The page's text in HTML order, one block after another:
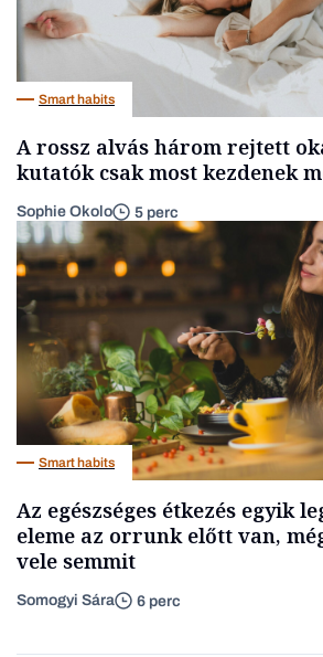
Smart habits
A rossz alvás három rejtett
kutatók csak most kezdenek
Sophie Okolo 5 perc
Smart habits
Az egészséges étkezés egyik
eleme az orrunk előtt van,
vele semmit
Somogyi Sára 6 perc